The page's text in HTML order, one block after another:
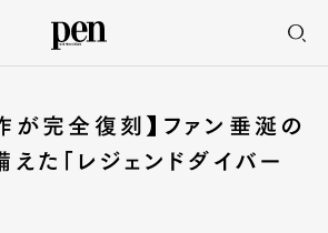
が完全復刻】ファン垂涎の
えた「レジェンドダイバー